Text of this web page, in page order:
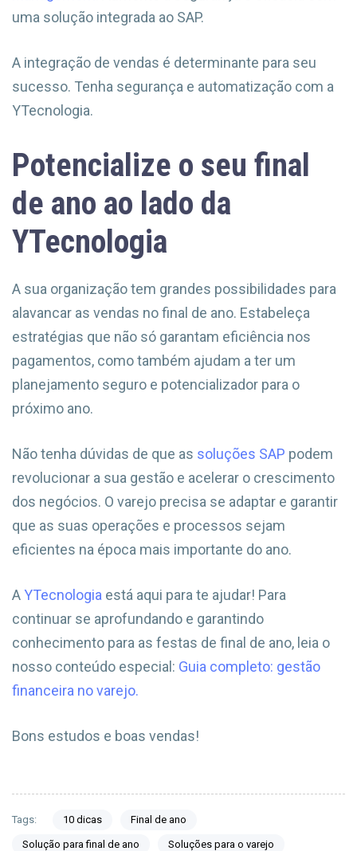
uma solução integrada ao SAP.
A integração de vendas é determinante para seu
sucesso. Tenha segurança e automatização com a
YTecnologia.
Potencialize o seu final
de ano ao lado da
YTecnologia
A sua organização tem grandes possibilidades para
alavancar as vendas no final de ano. Estabeleça
estratégias que não só garantam eficiência nos
pagamentos, como também ajudam a ter um
planejamento seguro e potencializador para o
próximo ano.
Não tenha dúvidas de que as soluções SAP podem
revolucionar a sua gestão e acelerar o crescimento
dos negócios. O varejo precisa se adaptar e garantir
que as suas operações e processos sejam
eficientes na época mais importante do ano.
AYTecnologia está aqui para te ajudar! Para
continuar se aprofundando e garantindo
conhecimento para as festas de final de ano, leia o
nosso conteúdo especial: Guia completo: gestão
financeira no varejo.
Bons estudos e boas vendas!
Tags: 10 dicas Final de ano
Solução para final de ano Soluções para o varejo